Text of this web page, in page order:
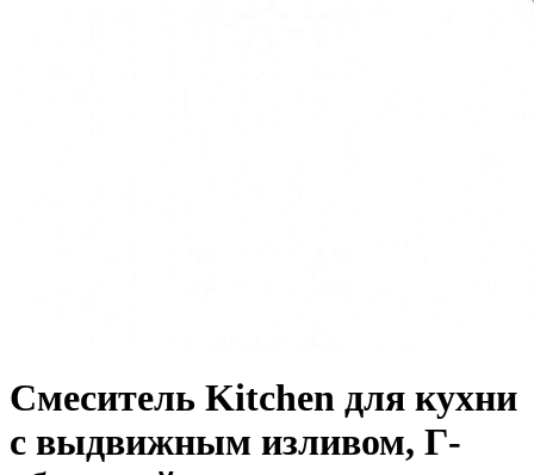
Смеситель Kitchen для кухни
с выдвижным изливом, Г-